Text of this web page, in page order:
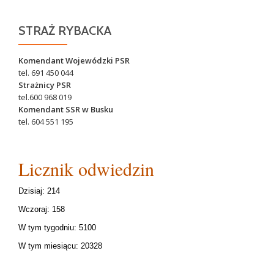
STRAŻ RYBACKA
Komendant Wojewódzki PSR
tel. 691 450 044
Strażnicy PSR
tel.600 968 019
Komendant SSR w Busku
tel. 604 551 195
Licznik odwiedzin
Dzisiaj: 214
Wczoraj: 158
W tym tygodniu: 5100
W tym miesiącu: 20328